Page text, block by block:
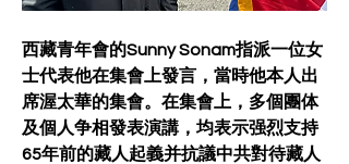
西藏青年會的Sunny Sonam指派一位女
士代表他在集會上發言，當時他本人出
席渥太華的集會。在集會上，多個團体
及個人争相發表演講，均表示强烈支持
65年前的藏人起義并抗議中共對待藏人